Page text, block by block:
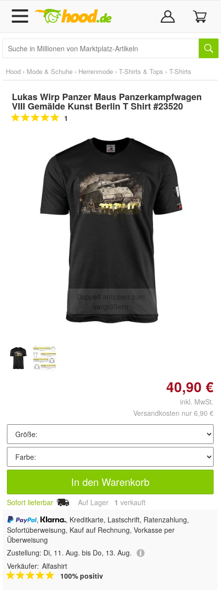
Hood › Mode & Schuhe › Herrenmode › T-Shirts & Tops › T-Shirts
Lukas Wirp Panzer Maus Panzerkampfwagen
VIII Gemälde Kunst Berlin T Shirt #23520
1
Doppelt antippen zum
vergrößern
40,90 €
inkl. MwSt.
Versandkosten nur 6,90 €
In den Warenkorb
Sofort lieferbar Auf Lager 1 verkauft
,
, Kreditkarte, Lastschrift, Ratenzahlung,
Sofortüberweisung, Kauf auf Rechnung, Vorkasse per
Überweisung
Zustellung: Di, 11. Aug. bis Do, 13. Aug.
Verkäufer: Alfashirt
100% positiv